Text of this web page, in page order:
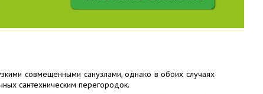
совмещенными санузлами, однако в обоих случаях
сантехническим перегородок.